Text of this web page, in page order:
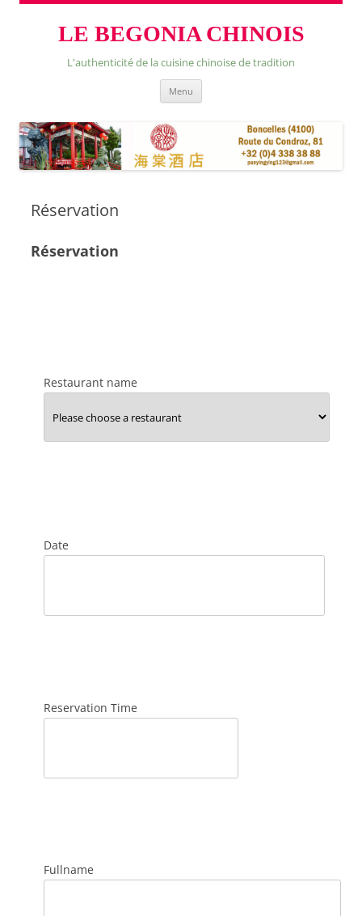
LE BEGONIA CHINOIS
L'authenticité de la cuisine chinoise de tradition
Menu
Réservation
Réservation
Restaurant name
Date
Reservation Time
Fullname